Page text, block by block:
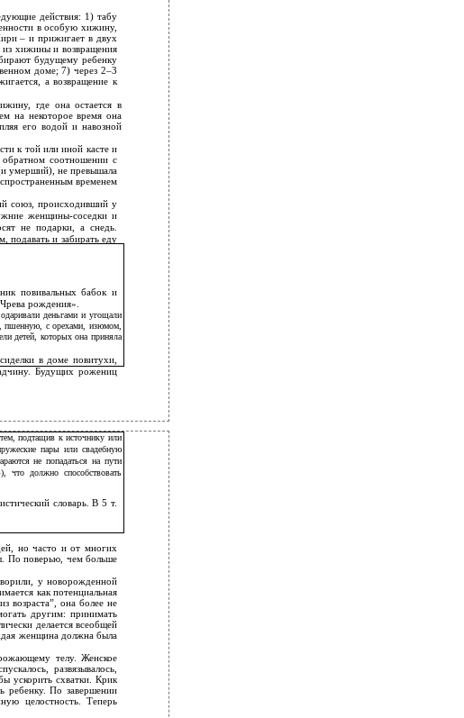
действия: 1) табу
в особую хижину,
– и прижигает в двух
хижины и возвращения
будущему ребенку
доме; 7) через 2–3
а возвращение к
где она остается в
на некоторое время она
его водой и навозной
к той или иной касте и
соотношении с
умерший), не превышала
временем
союз, происходивший у
женщины-соседки и
не подарки, а снедь.
подавать и забирать еду
повивальных бабок и
рождения».
деньгами и угощали
пшенную, с орехами, изюмом,
детей, которых она приняла
в доме повитухи,
Будущих рожениц
подтащив к источнику или
пары или свадебную
не попадаться на пути
что должно способствовать
словарь. В 5 т.
но часто и от многих
По поверью, чем больше
у новорожденной
как потенциальная
возраста”, она более не
другим: принимать
делается всеобщей
женщина должна была
телу. Женское
развязывалось,
ускорить схватки. Крик
ребенку. По завершении
целостность. Теперь